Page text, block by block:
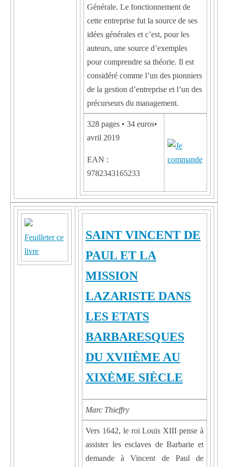
Générale. Le fonctionnement de
cette entreprise fut la source de ses
idées générales et c’est, pour les
auteurs, une source d’exemples
pour comprendre sa théorie. Il est
considéré comme l’un des pionniers
de la gestion d’entreprise et l’un des
précurseurs du management.
328 pages • 34 euros•
avril 2019
EAN :
9782343165233
Feuilleter ce
livre
SAINT VINCENT DE
PAUL ET LA
MISSION
LAZARISTE DANS
LES ETATS
BARBARESQUES
DU XVIIÈME AU
XIXÈME SIÈCLE
Marc Thieffry
Vers 1642, le roi Louis XIII pense à
assister les esclaves de Barbarie et
demande à Vincent de Paul de